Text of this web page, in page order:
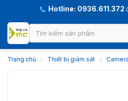
Hotline: 0936.611.372
Trang chủ › Thiết bị giám sát ›